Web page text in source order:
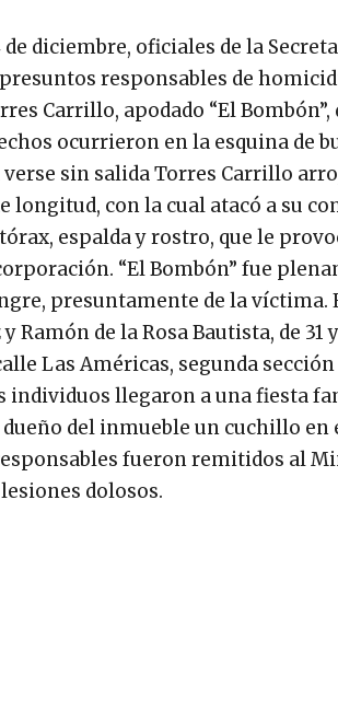
diciembre, oficiales de la
responsables de
Carrillo, apodado “El Bombón”,
ocurrieron en la esquina de
sin salida Torres Carrillo
con la cual atacó a su
espalda y rostro, que le
“El Bombón” fue
presuntamente de la víctima.
de la Rosa Bautista, de 31
Las Américas, segunda
individuos llegaron a una fiesta
del inmueble un cuchillo en
fueron remitidos al
dolosos.